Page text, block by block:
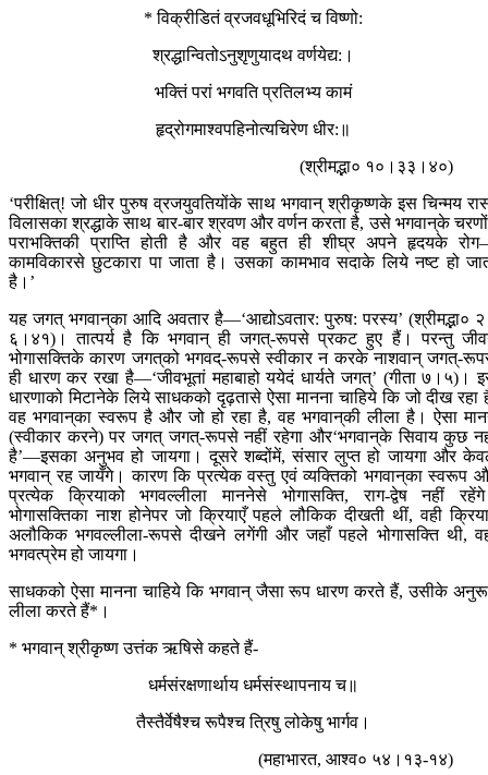
* विक्रीडितं व्रजवधूभिरिदं च विष्णो:
श्रद्धान्वितोऽनुशृणुयादथ वर्णयेद्य:।
भक्तिं परां भगवति प्रतिलभ्य कामं
हृद्रोगमाश्वपहिनोत्यचिरेण धीर:॥
(श्रीमद्भा० १०।३३।४०)
‘परीक्षित्! जो धीर पुरुष व्रजयुवतियोंके साथ भगवान‍् श्रीकृष्णके इस चिन्मय
विलासका श्रद्धाके साथ बार-बार श्रवण और वर्णन करता है, उसे भगवान‍्के
पराभक्तिकी प्राप्ति होती है और वह बहुत ही शीघ्र अपने हृदयके
कामविकारसे छुटकारा पा जाता है। उसका कामभाव सदाके लिये नष्ट हो
है।’
यह जगत् भगवान‍्का आदि अवतार है—‘आद्योऽवतार: पुरुष: परस्य’ (श्रीमद्भा०
६।४१)। तात्पर्य है कि भगवान‍् ही जगत्-रूपसे प्रकट हुए हैं। परन्तु
भोगासक्तिके कारण जगत‍्को भगवद्-रूपसे स्वीकार न करके नाशवान‍् जगत्-
ही धारण कर रखा है—‘जीवभूतां महाबाहो ययेदं धार्यते जगत्’ (गीता ७।५)।
धारणाको मिटानेके लिये साधकको दृढ़तासे ऐसा मानना चाहिये कि जो दीख रहा
वह भगवान‍्का स्वरूप है और जो हो रहा है, वह भगवान‍्की लीला है। ऐसा
(स्वीकार करने) पर जगत् जगत्-रूपसे नहीं रहेगा और‘भगवान‍्के सिवाय कुछ
है’—इसका अनुभव हो जायगा। दूसरे शब्दोंमें, संसार लुप्त हो जायगा और
भगवान‍् रह जायँगे। कारण कि प्रत्येक वस्तु एवं व्यक्तिको भगवान‍्का स्वरूप
प्रत्येक क्रियाको भगवल्लीला माननेसे भोगासक्ति, राग-द्वेष नहीं
भोगासक्तिका नाश होनेपर जो क्रियाएँ पहले लौकिक दीखती थीं, वही
अलौकिक भगवल्लीला-रूपसे दीखने लगेंगी और जहाँ पहले भोगासक्ति थी,
भगवत्प्रेम हो जायगा।
साधकको ऐसा मानना चाहिये कि भगवान‍् जैसा रूप धारण करते हैं, उसीके
लीला करते हैं*।
* भगवान‍् श्रीकृष्ण उत्तंक ऋषिसे कहते हैं-
धर्मसंरक्षणार्थाय धर्मसंस्थापनाय च॥
तैस्तैर्वेषैश्च रूपैश्च त्रिषु लोकेषु भार्गव।
(महाभारत, आश्व० ५४।१३-१४)